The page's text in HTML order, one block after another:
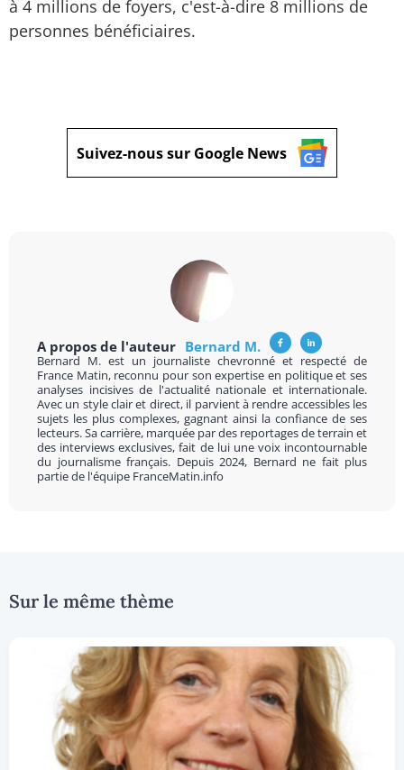
à 4 millions de foyers, c'est-à-dire 8 millions de
personnes bénéficiaires.
Suivez-nous sur Google News
A propos de l'auteur Bernard M.
Bernard M. est un journaliste chevronné et respecté de
France Matin, reconnu pour son expertise en politique et ses
analyses incisives de l'actualité nationale et internationale.
Avec un style clair et direct, il parvient à rendre accessibles les
sujets les plus complexes, gagnant ainsi la confiance de ses
lecteurs. Sa carrière, marquée par des reportages de terrain et
des interviews exclusives, fait de lui une voix incontournable
du journalisme français. Depuis 2024, Bernard ne fait plus
partie de l'équipe FranceMatin.info
Sur le même thème